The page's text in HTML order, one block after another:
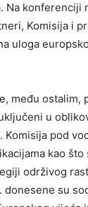
konferenciji
Komisija i
uloga
među
u
pod
kao
održivog
su